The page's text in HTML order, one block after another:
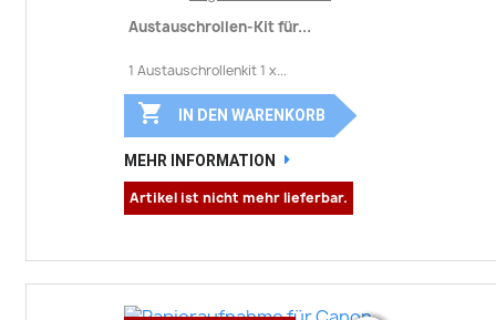
Austauschrollen-Kit für...
1 Austauschrollenkit 1 x...
 IN DEN WARENKORB
MEHR INFORMATION
Artikel ist nicht mehr lieferbar.